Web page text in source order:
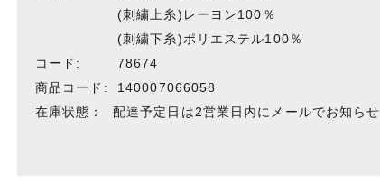
(刺繍上糸)レーヨン100％
(刺繍下糸)ポリエステル100％
コード:
78674
商品コード:
140007066058
在庫状態：
配達予定日は2営業日内にメールでお知らせ